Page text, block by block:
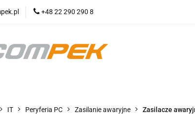
+48 22 290 290 8
O nas
IT Peryferia PC Zasilanie awaryjne Zasilacze